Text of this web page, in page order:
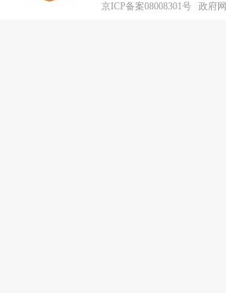
京ICP备案08008301号
政府